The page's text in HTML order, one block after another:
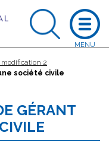
2
société civile
GÉRANT